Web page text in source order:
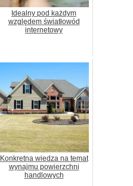
Idealny pod każdym
względem światłowód
internetowy
Konkretna wiedza na temat
wynajmu powierzchni
handlowych